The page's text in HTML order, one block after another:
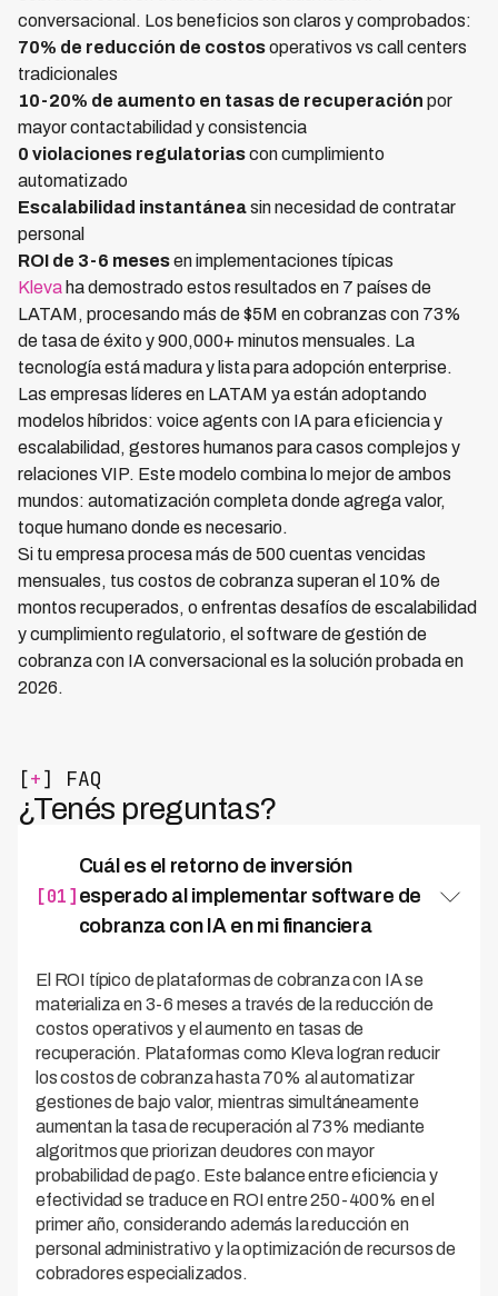
conversacional. Los beneficios son claros y comprobados:
70% de reducción de costosoperativos vs call centers
tradicionales
10-20% de aumento en tasas de recuperación por
mayor contactabilidad y consistencia
0 violaciones regulatoriascon cumplimiento
automatizado
Escalabilidad instantáneasin necesidad de contratar
personal
ROI de 3-6 mesesen implementaciones típicas
Kleva ha demostrado estos resultados en 7 países de
LATAM, procesando más de $5M en cobranzas con 73%
de tasa de éxito y 900,000+ minutos mensuales. La
tecnología está madura y lista para adopción enterprise.
Las empresas líderes en LATAM ya están adoptando
modelos híbridos: voice agents con IA para eficiencia y
escalabilidad, gestores humanos para casos complejos y
relaciones VIP. Este modelo combina lo mejor de ambos
mundos: automatización completa donde agrega valor,
toque humano donde es necesario.
Si tu empresa procesa más de 500 cuentas vencidas
mensuales, tus costos de cobranza superan el 10% de
montos recuperados, o enfrentas desafíos de escalabilidad
y cumplimiento regulatorio, el software de gestión de
cobranza con IA conversacional es la solución probada en
2026.
[+] FAQ
¿Tenés preguntas?
[01]
Cuál es el retorno de inversión
esperado al implementar software de
cobranza con IA en mi financiera
El ROI típico de plataformas de cobranza con IA se
materializa en 3-6 meses a través de la reducción de
costos operativos y el aumento en tasas de
recuperación. Plataformas como Kleva logran reducir
los costos de cobranza hasta 70% al automatizar
gestiones de bajo valor, mientras simultáneamente
aumentan la tasa de recuperación al 73% mediante
algoritmos que priorizan deudores con mayor
probabilidad de pago. Este balance entre eficiencia y
efectividad se traduce en ROI entre 250-400% en el
primer año, considerando además la reducción en
personal administrativo y la optimización de recursos de
cobradores especializados.